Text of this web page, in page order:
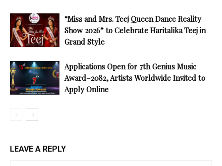
“Miss and Mrs. Teej Queen Dance Reality
Show 2026” to Celebrate Haritalika Teej in
Grand Style
Applications Open for 7th Genius Music
Award–2082, Artists Worldwide Invited to
Apply Online
LEAVE A REPLY